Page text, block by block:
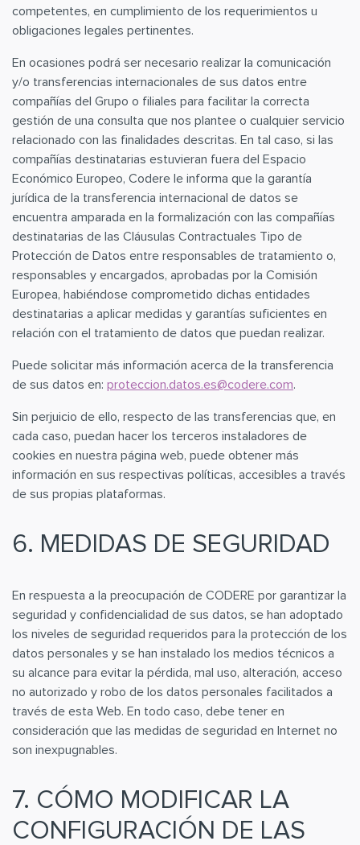
competentes, en cumplimiento de los requerimientos u
obligaciones legales pertinentes.
En ocasiones podrá ser necesario realizar la comunicación
y/o transferencias internacionales de sus datos entre
compañías del Grupo o filiales para facilitar la correcta
gestión de una consulta que nos plantee o cualquier servicio
relacionado con las finalidades descritas. En tal caso, si las
compañías destinatarias estuvieran fuera del Espacio
Económico Europeo, Codere le informa que la garantía
jurídica de la transferencia internacional de datos se
encuentra amparada en la formalización con las compañías
destinatarias de las Cláusulas Contractuales Tipo de
Protección de Datos entre responsables de tratamiento o,
responsables y encargados, aprobadas por la Comisión
Europea, habiéndose comprometido dichas entidades
destinatarias a aplicar medidas y garantías suficientes en
relación con el tratamiento de datos que puedan realizar.
Puede solicitar más información acerca de la transferencia
de sus datos en: proteccion.datos.es@codere.com.
Sin perjuicio de ello, respecto de las transferencias que, en
cada caso, puedan hacer los terceros instaladores de
cookies en nuestra página web, puede obtener más
información en sus respectivas políticas, accesibles a través
de sus propias plataformas.
6. MEDIDAS DE SEGURIDAD
En respuesta a la preocupación de CODERE por garantizar la
seguridad y confidencialidad de sus datos, se han adoptado
los niveles de seguridad requeridos para la protección de los
datos personales y se han instalado los medios técnicos a
su alcance para evitar la pérdida, mal uso, alteración, acceso
no autorizado y robo de los datos personales facilitados a
través de esta Web. En todo caso, debe tener en
consideración que las medidas de seguridad en Internet no
son inexpugnables.
7. CÓMO MODIFICAR LA
CONFIGURACIÓN DE LAS